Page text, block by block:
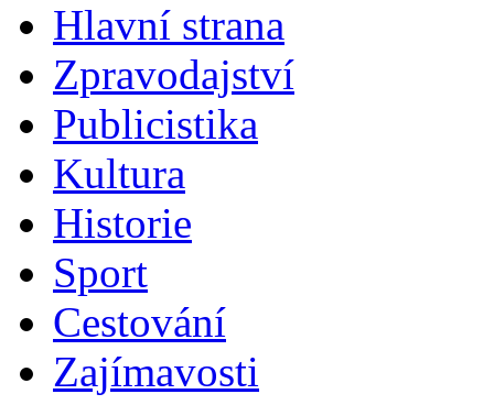
Hlavní strana
Zpravodajství
Publicistika
Kultura
Historie
Sport
Cestování
Zajímavosti